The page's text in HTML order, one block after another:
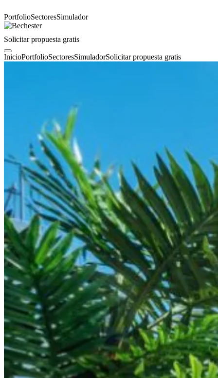
PortfolioSectoresSimulador
Solicitar propuesta gratis
InicioPortfolioSectoresSimuladorSolicitar propuesta gratis